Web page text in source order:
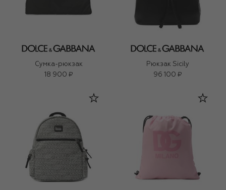
Сумка-рюкзак
18 900 ₽
Рюкзак Sicily
96 100 ₽